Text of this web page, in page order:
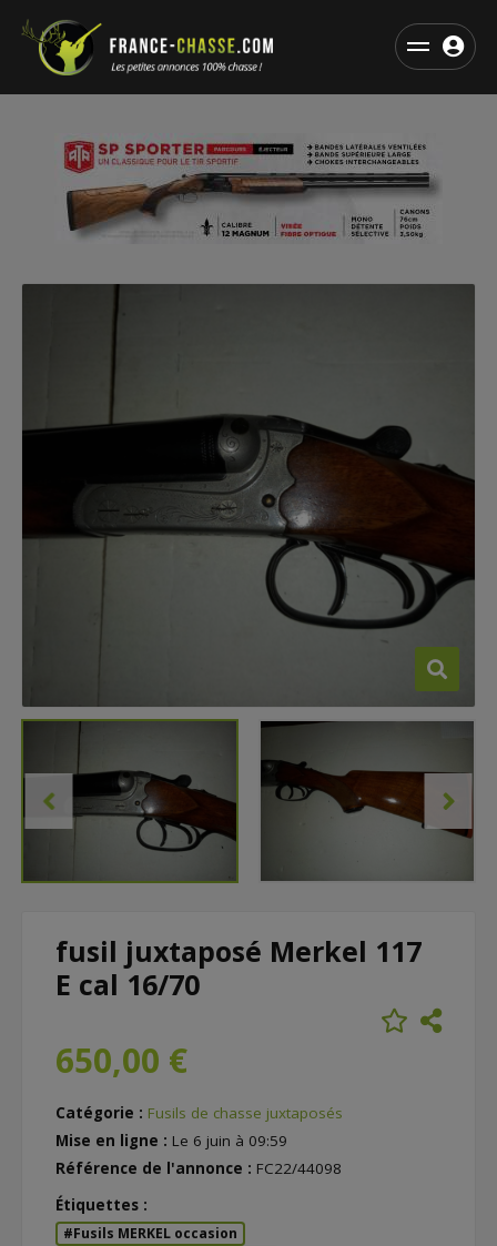
fusil juxtaposé Merkel 117
E cal 16/70
650,00 €
Catégorie : Fusils de chasse juxtaposés
Mise en ligne : Le 6 juin à 09:59
Référence de l'annonce : FC22/44098
Étiquettes :
#Fusils MERKEL occasion